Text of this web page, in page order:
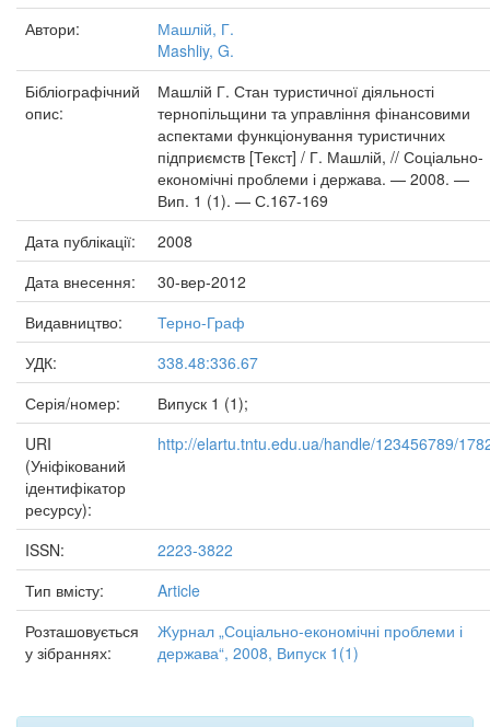
Автори:
Машлій, Г.
Mashliy, G.
Бібліографічний
опис:
Машлій Г. Стан туристичної діяльності
тернопільщини та управління фінансовими
аспектами функціонування туристичних
підприємств [Текст] / Г. Машлій, // Соціально-
економічні проблеми і держава. — 2008. —
Вип. 1 (1). — С.167-169
Дата публікації:
2008
Дата внесення:
30-вер-2012
Видавництво:
Терно-Граф
УДК:
338.48:336.67
Серія/номер:
Випуск 1 (1);
URI
(Уніфікований
ідентифікатор
ресурсу):
http://elartu.tntu.edu.ua/handle/123456789/
ISSN:
2223-3822
Тип вмісту:
Article
Розташовується
у зібраннях:
Журнал „Соціально-економічні проблеми і
держава“, 2008, Випуск 1(1)